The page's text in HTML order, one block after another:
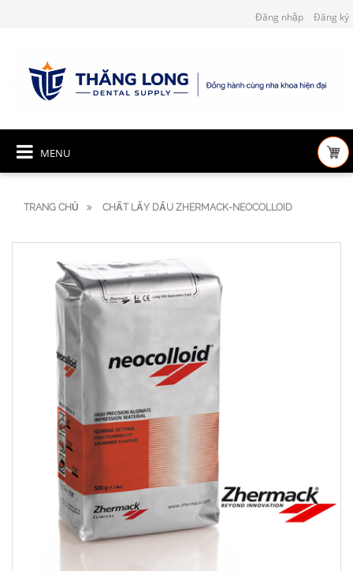
Đăng nhập Đăng ký
MENU
TRANG CHỦ CHẤT LẤY DẤU ZHERMACK-NEOCOLLOID